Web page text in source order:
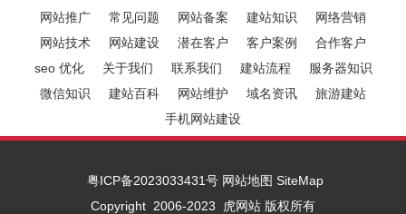
网站推广
常见问题 网站备案 建站知识
网络营销
网站技术
网站建设 潜在客户 客户案例
合作客户
seo 优化
关于我们 联系我们 建站流程
服务器知识
微信知识
建站百科 网站维护 域名资讯
旅游建站
手机网站建设
粤ICP备2023033431号 网站地图 SiteMap
Copyright 2006-2023 虎网站 版权所有